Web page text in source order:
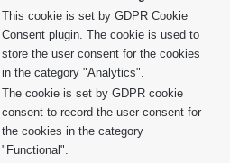
This cookie is set by GDPR Cookie
Consent plugin. The cookie is used to
store the user consent for the cookies
in the category "Analytics".
The cookie is set by GDPR cookie
consent to record the user consent for
the cookies in the category
"Functional".